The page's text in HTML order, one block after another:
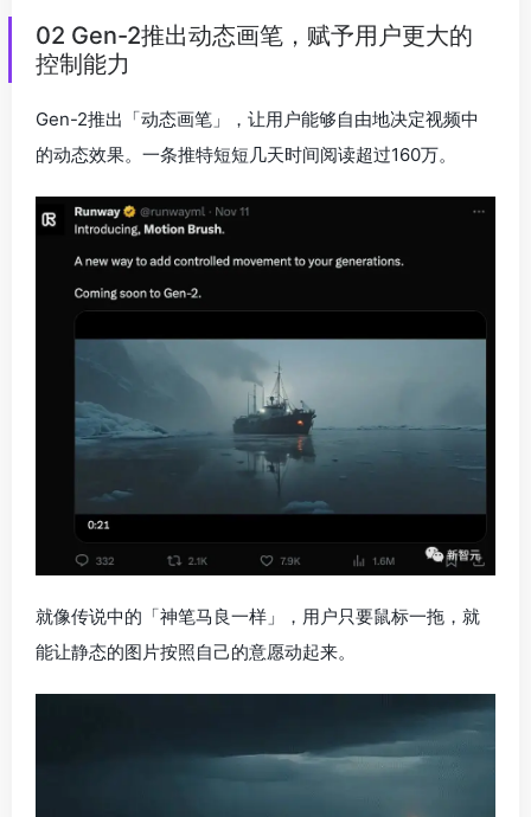
02 Gen-2推出动态画笔，赋予用户更大的
控制能力
Gen-2推出「动态画笔」，让用户能够自由地决定视频中
的动态效果。一条推特短短几天时间阅读超过160万。
就像传说中的「神笔马良一样」，用户只要鼠标一拖，就
能让静态的图片按照自己的意愿动起来。